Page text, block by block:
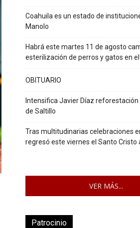
Coahuila es un estado de
Manolo
Habrá este martes 11 de agosto
esterilización de perros y gatos en el
OBITUARIO
Intensifica Javier Díaz reforestación
de Saltillo
Tras multitudinarias celebraciones
regresó este viernes el Santo Cristo
VER MÁS...
Patrocinio